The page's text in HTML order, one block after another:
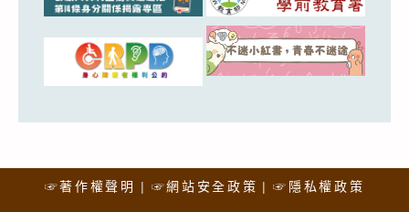
☞著作權聲明 ☞網站安全政策 ☞隱私權政策